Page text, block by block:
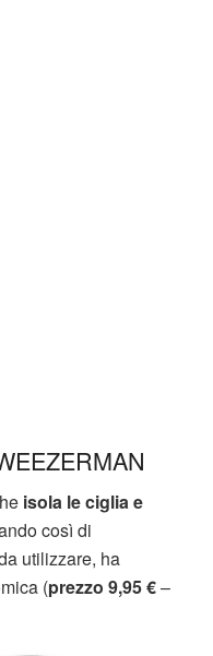
isola le ciglia e
così di
utilizzare, ha
(prezzo 9,95 €–